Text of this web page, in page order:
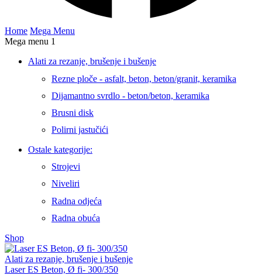
Home Mega Menu
Mega menu 1
Alati za rezanje, brušenje i bušenje
Rezne ploče - asfalt, beton, beton/granit, keramika
Dijamantno svrdlo - beton/beton, keramika
Brusni disk
Polirni jastučići
Ostale kategorije:
Strojevi
Niveliri
Radna odjeća
Radna obuća
Shop
Alati za rezanje, brušenje i bušenje
Laser ES Beton, Ø fi- 300/350